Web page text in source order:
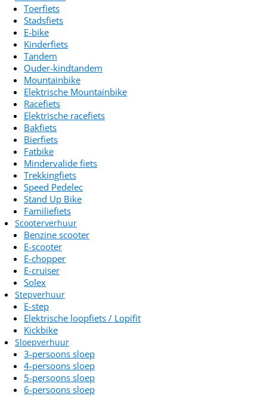
Toerfiets
Stadsfiets
E-bike
Kinderfiets
Tandem
Ouder-kindtandem
Mountainbike
Elektrische Mountainbike
Racefiets
Elektrische racefiets
Bakfiets
Bierfiets
Fatbike
Mindervalide fiets
Trekkingfiets
Speed Pedelec
Stand Up Bike
Familiefiets
Scooterverhuur
Benzine scooter
E-scooter
E-chopper
E-cruiser
Solex
Stepverhuur
E-step
Elektrische loopfiets / Lopifit
Kickbike
Sloepverhuur
3-persoons sloep
4-persoons sloep
5-persoons sloep
6-persoons sloep